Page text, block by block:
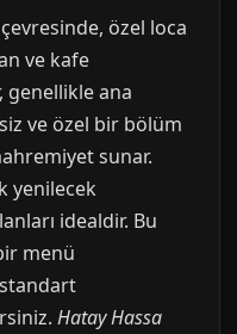
özel loca
ve kafe
genellikle ana
ve özel bir bölüm
sunar.
yenilecek
idealdir. Bu
menü
Hatay Hassa